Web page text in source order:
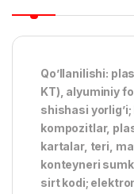
Qo’llanilishi:
KT), alyuminiy
shishasi
kompozitlar,
kartalar, teri,
konteyneri
sirt kodi;